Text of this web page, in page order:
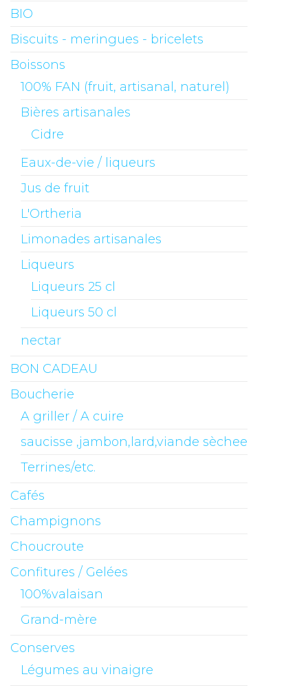
BIO
Biscuits - meringues - bricelets
Boissons
100% FAN (fruit, artisanal, naturel)
Bières artisanales
Cidre
Eaux-de-vie / liqueurs
Jus de fruit
L'Ortheria
Limonades artisanales
Liqueurs
Liqueurs 25 cl
Liqueurs 50 cl
nectar
BON CADEAU
Boucherie
A griller / A cuire
saucisse ,jambon,lard,viande sèchee
Terrines/etc.
Cafés
Champignons
Choucroute
Confitures / Gelées
100%valaisan
Grand-mère
Conserves
Légumes au vinaigre